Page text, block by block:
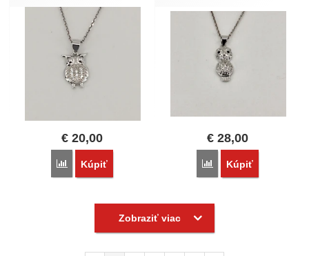
€ 20,00
Porovnať
Kúpiť
€28,00
Porovnať
Kúpiť
Zobraziť viac